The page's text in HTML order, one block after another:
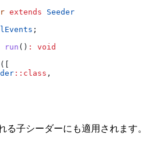
extends Seeder
;
run () :
void
([
:: class ,
る子シーダーにも適用されます。